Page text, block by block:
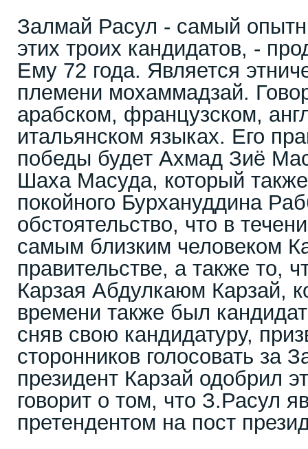
Залмай Расул - самый
этих троих кандидатов, -
Ему 72 года. Является
племени мохаммадзай.
арабском, французском,
итальянском языках. Его
победы будет Ахмад Зиё
Шаха Масуда, который
покойного Бурхануддина
обстоятельство, что в
самым близким человеком
правительстве, а также то,
Карзая Абдулкаюм Карзай,
времени также был
сняв свою кандидатуру,
сторонников голосовать за
президент Карзай одобрил
говорит о том, что З.Расул
претендентом на пост